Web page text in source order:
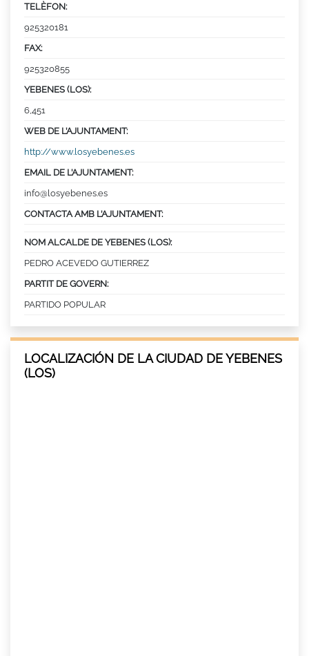
TELÈFON:
925320181
FAX:
925320855
YEBENES (LOS):
6,451
WEB DE L’AJUNTAMENT:
http://www.losyebenes.es
EMAIL DE L’AJUNTAMENT:
info@losyebenes.es
CONTACTA AMB L’AJUNTAMENT:
NOM ALCALDE DE YEBENES (LOS):
PEDRO ACEVEDO GUTIERREZ
PARTIT DE GOVERN:
PARTIDO POPULAR
LOCALIZACIÓN DE LA CIUDAD DE YEBENES
(LOS)